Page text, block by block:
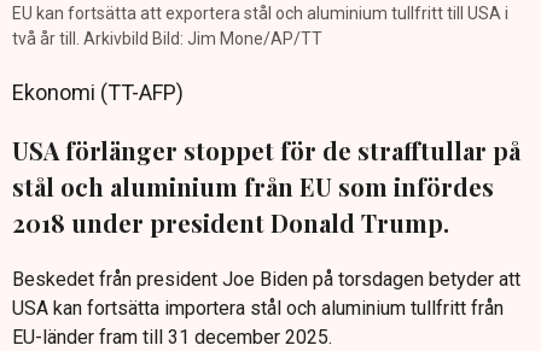
EU kan fortsätta att exportera stål och aluminium tullfritt till USA i
två år till. Arkivbild Bild: Jim Mone/AP/TT
Ekonomi (TT-AFP)
USA förlänger stoppet för de strafftullar på
stål och aluminium från EU som infördes
2018 under president Donald Trump.
Beskedet från president Joe Biden på torsdagen betyder att
USA kan fortsätta importera stål och aluminium tullfritt från
EU-länder fram till 31 december 2025.